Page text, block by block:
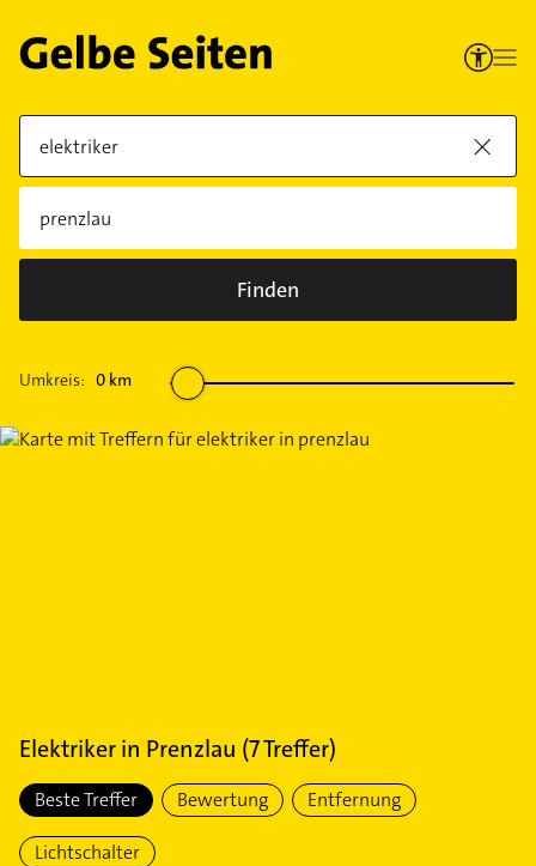
Finden
Umkreis: 0 km
Elektrikerin Prenzlau (7Treffer)
Beste Treffer Bewertung Entfernung
Lichtschalter